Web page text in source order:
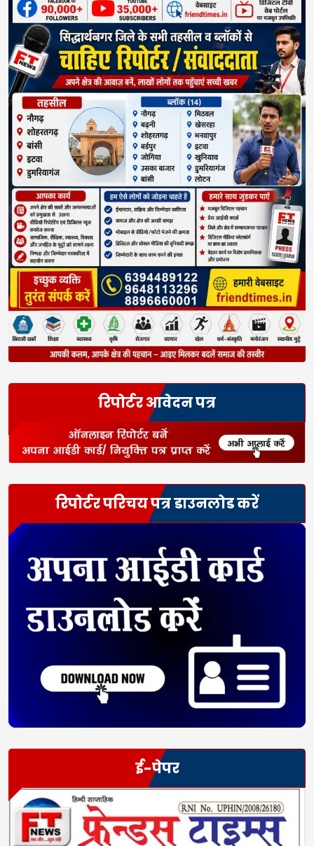
रिपोर्टर आवेदन पत्र
रिपोर्टर परिचय पत्र डाउनलोड करें
ई-पेपर